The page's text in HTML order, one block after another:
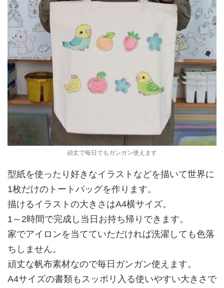
頑丈で毎日でもガンガン使えます
型紙を使ったり好きなイラストなどを描いて世界に
1枚だけのトートバッグを作ります。
描けるイラストの大きさはA4横サイズ。
1～2時間で完成し当日お持ち帰りできます。
家でアイロンを当てていただければ洗濯しても色落
ちしません。
頑丈な帆布素材なので毎日ガンガン使えます。
A4サイズの書類もスッポリ入る使いやすい大きさで